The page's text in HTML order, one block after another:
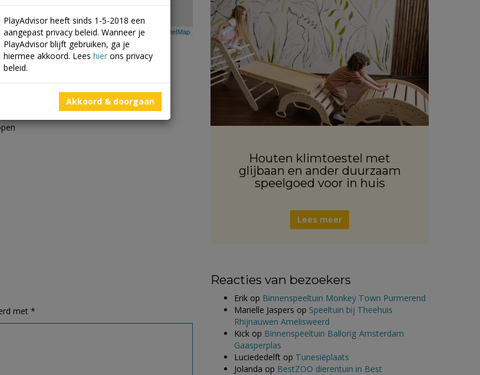
Leaflet | ©Mapbox © OpenStreetMap
met *
Houten klimtoestel met
glijbaan en ander duurzaam
speelgoed voor in huis
Lees meer
Reacties van bezoekers
Erik op Binnenspeeltuin Monkey Town Purmerend
Marielle Jaspers op Speeltuin bij Theehuis
Rhijnauwen Amelisweerd
Kick op Binnenspeeltuin Ballorig Amsterdam
Gaasperplas
Luciededelft op Tunesiëplaats
Jolanda op BestZOO dierentuin in Best
PlayAdvisor heeft sinds 1-5-2018 een
aangepast privacy beleid. Wanneer je
PlayAdvisor blijft gebruiken, ga je
hiermee akkoord. Lees hier ons privacy
beleid.
Akkoord & doorgaan